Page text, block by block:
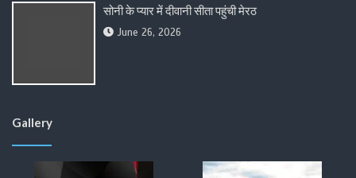
सोनी के प्यार में दीवानी सीता पहुंची मेरठ
June 26, 2026
Gallery